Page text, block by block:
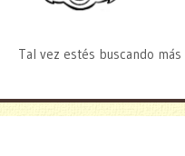
Tal vez estés buscando más